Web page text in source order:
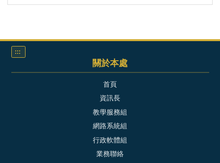
:::
關於本處
首頁
資訊長
教學服務組
網路系統組
行政軟體組
業務聯絡